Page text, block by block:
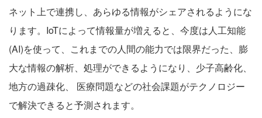
ネット上で連携し、あらゆる情報がシェアされるようにな
ります。IoTによって情報量が増えると、今度は人工知能
(AI)を使って、これまでの人間の能力では限界だった、膨
大な情報の解析、処理ができるようになり、少子高齢化、
地方の過疎化、 医療問題などの社会課題がテクノロジー
で解決できると予測されます。